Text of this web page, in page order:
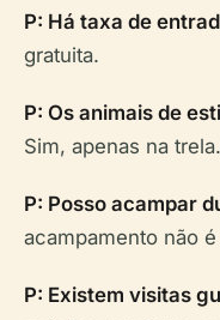
P: Há taxa de
gratuita.
P: Os animais de
Sim, apenas na trela.
P: Posso acampar
acampamento não
P: Existem visitas